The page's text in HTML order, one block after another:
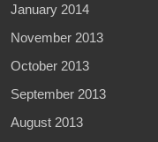
January 2014
November 2013
October 2013
September 2013
August 2013